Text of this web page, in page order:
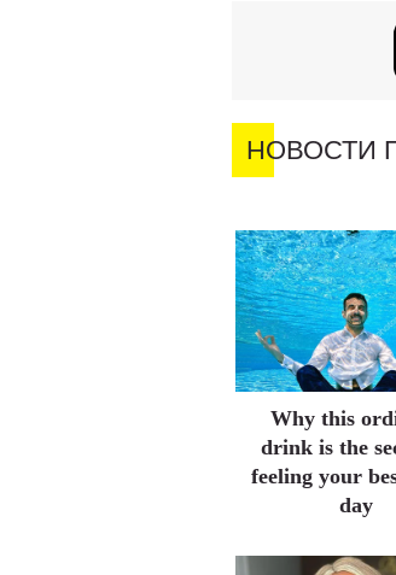
НОВОСТИ
Why this
drink is the
feeling your
day